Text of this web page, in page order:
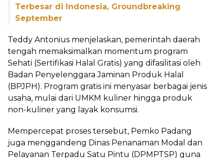
Terbesar di Indonesia, Groundbreaking
September
Teddy Antonius menjelaskan, pemerintah daerah
tengah memaksimalkan momentum program
Sehati (Sertifikasi Halal Gratis) yang difasilitasi oleh
Badan Penyelenggara Jaminan Produk Halal
(BPJPH). Program gratis ini menyasar berbagai jenis
usaha, mulai dari UMKM kuliner hingga produk
non-kuliner yang layak konsumsi.
Mempercepat proses tersebut, Pemko Padang
juga menggandeng Dinas Penanaman Modal dan
Pelayanan Terpadu Satu Pintu (DPMPTSP) guna